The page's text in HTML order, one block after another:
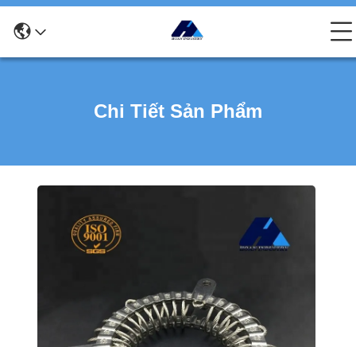
Chi Tiết Sản Phẩm